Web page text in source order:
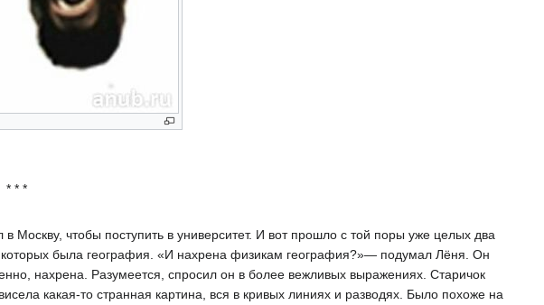
* * *
Москву, чтобы поступить в университет. И вот прошло с той поры уже целых два
была география. «И нахрена физикам география?»— подумал Лёня. Он
нахрена. Разумеется, спросил он в более вежливых выражениях. Старичок
какая-то странная картина, вся в кривых линиях и разводях. Было похоже на